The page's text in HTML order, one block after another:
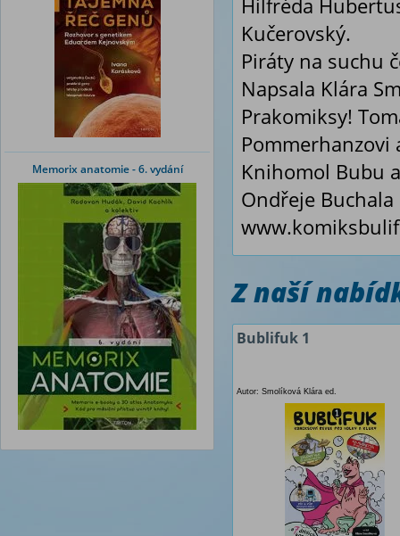
Memorix anatomie - 6. vydání
Hilfréda
Kučerovský.
Piráty na suchu
Napsala Klára
Prakomiksy!
Pommerhanzovi
Knihomol Bubu
Ondřeje
Z naší
Bublifuk 1
Autor: Smolíková Klára ed.